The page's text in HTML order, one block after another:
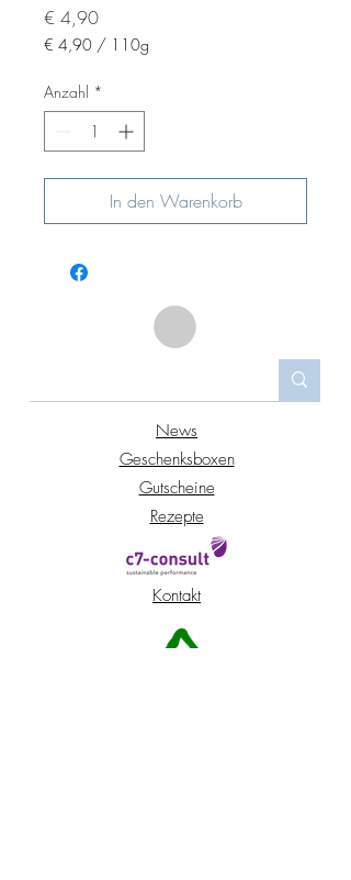
€ 4,90Preis
€ 4,90 / 110g
pro
110
Anzahl *
In den Warenkorb
News
Geschenksboxen
Gutscheine
Rezepte
Kontakt